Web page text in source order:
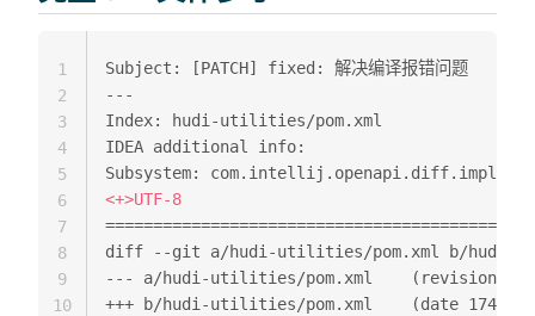
---
Index: hudi-utilities/pom.xml
IDEA additional info:
<
--- a/hudi-utilities/
+++ b/hudi-utilities/pom.xml
1
2
3
4
5
6
7
8
9
10